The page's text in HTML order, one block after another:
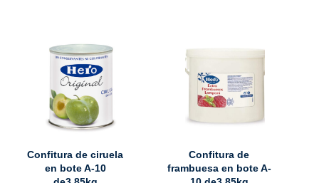
Confitura de ciruela
en bote A-10
Confitura de
frambuesa en bote A-